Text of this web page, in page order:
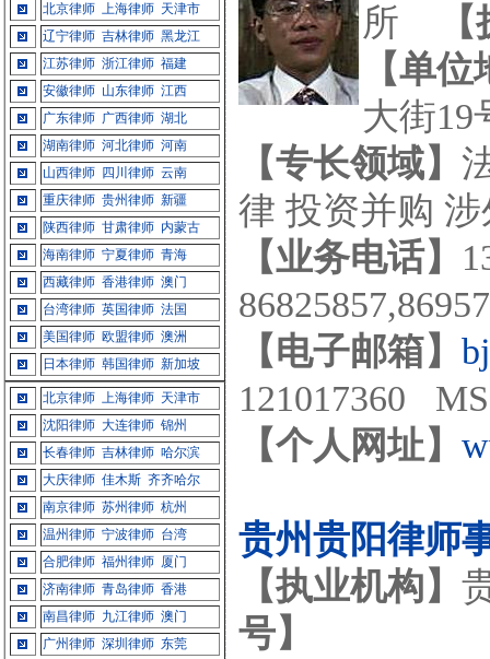
北京律师 上海律师 天津市
辽宁律师 吉林律师 黑龙江
江苏律师 浙江律师 福建
安徽律师 山东律师 江西
广东律师 广西律师 湖北
湖南律师 河北律师 河南
山西律师
四川律师 云南
重庆律师 贵州律师 新疆
陕西律师 甘肃律师 内蒙古
海南律师 宁夏律师 青海
西藏律师 香港律师 澳门
台湾律师 英国律师 法国
美国律师 欧盟律师 澳洲
日本律师 韩国律师 新加坡
北京律师 上海律师 天津市
沈阳律师 大连律师 锦州
长春律师 吉林律师 哈尔滨
大庆律师 佳木斯 齐齐哈尔
南京律师 苏州律师 杭州
温州律师 宁波律师 台湾
合肥律师 福州律师 厦门
济南律师 青岛律师 香港
南昌律师 九江律师 澳门
广州律师 深圳律师 东莞
所
【单
大街19
【专长领域】
律 投资并购
【业务电话】
【电子邮箱】
121017360
【个人网址】
贵州贵阳律师
【执业机构】
号】